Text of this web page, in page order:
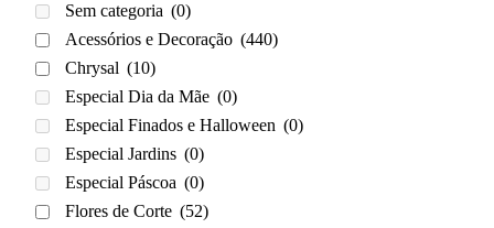
Sem categoria (0)
Acessórios e Decoração (440)
Chrysal (10)
Especial Dia da Mãe (0)
Especial Finados e Halloween (0)
Especial Jardins (0)
Especial Páscoa (0)
Flores de Corte (52)